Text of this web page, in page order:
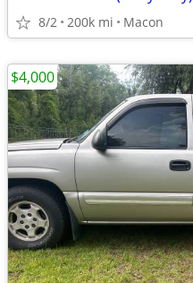
8/2 200k mi Macon
$4,000